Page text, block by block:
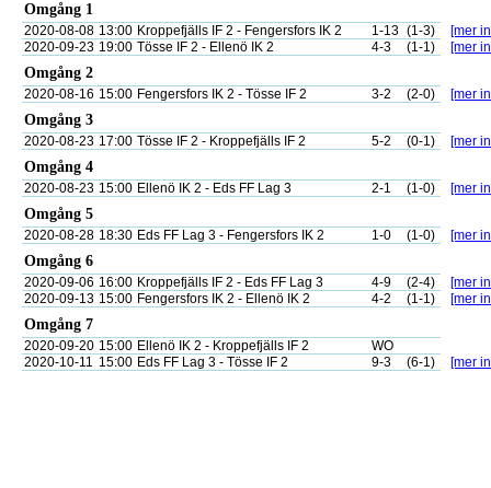
Omgång 1
2020-08-08 13:00 Kroppefjälls IF 2 - Fengersfors IK 2 1-13 (1-3)
[mer
2020-09-23 19:00 Tösse IF 2 - Ellenö IK 2 4-3 (1-1) [mer
Omgång 2
2020-08-16 15:00 Fengersfors IK 2 - Tösse IF 2 3-2 (2-0) [mer
Omgång 3
2020-08-23 17:00 Tösse IF 2 - Kroppefjälls IF 2 5-2 (0-1) [mer
Omgång 4
2020-08-23 15:00 Ellenö IK 2 - Eds FF Lag 3 2-1 (1-0) [mer
Omgång 5
2020-08-28 18:30 Eds FF Lag 3 - Fengersfors IK 2 1-0 (1-0) [mer
Omgång 6
2020-09-06 16:00 Kroppefjälls IF 2 - Eds FF Lag 3 4-9 (2-4)
[mer
2020-09-13 15:00 Fengersfors IK 2 - Ellenö IK 2 4-2 (1-1) [mer
Omgång 7
2020-09-20 15:00 Ellenö IK 2 - Kroppefjälls IF 2
WO
2020-10-11 15:00 Eds FF Lag 3 - Tösse IF 2 9-3 (6-1) [mer